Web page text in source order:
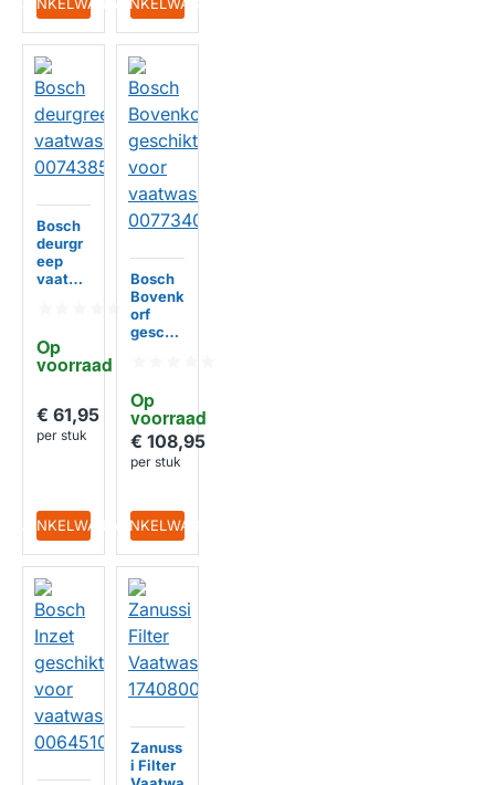
Op
voorraad
Bosch
deurgr
eep
vaatwa
€ 61,95
per stuk
IN WINKELWAGEN
Op
voorraad
Bosch
Bovenk
orf
geschi
00773
404
€ 108,95
per stuk
IN WINKELWAGEN
Zanuss
i Filter